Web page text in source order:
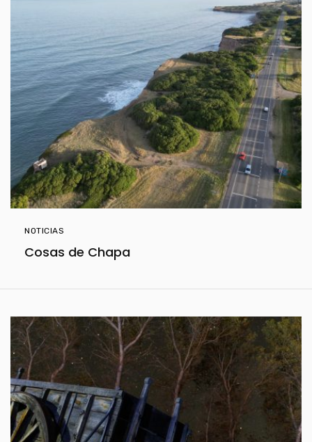
NOTICIAS
Cosas de Chapa